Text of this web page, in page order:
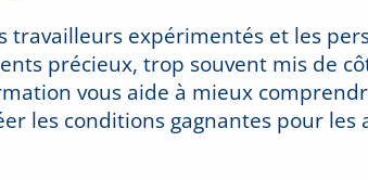
travailleurs expérimentés et les
précieux, trop souvent mis de
vous aide à mieux
les conditions gagnantes pour